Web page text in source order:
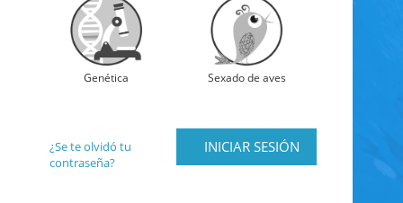
Genética Sexado de aves
¿Se te olvidó tu
contraseña?